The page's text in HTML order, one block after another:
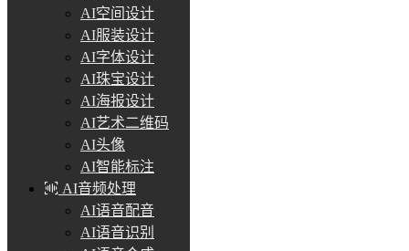
AI空间设计
AI服装设计
AI字体设计
AI珠宝设计
AI海报设计
AI艺术二维码
AI头像
AI智能标注
AI音频处理
AI语音配音
AI语音识别